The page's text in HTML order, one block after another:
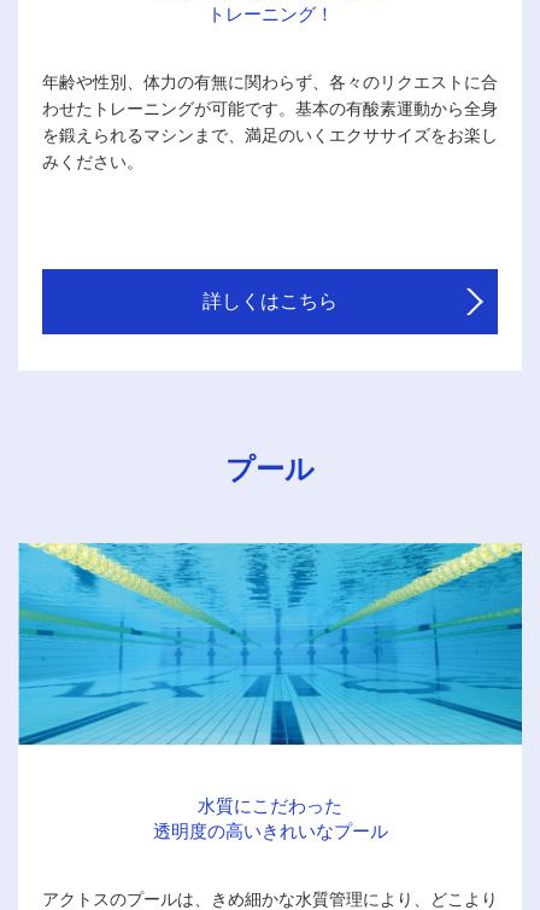
トレーニング！
年齢や性別、体力の有無に関わらず、各々のリクエストに合
わせたトレーニングが可能です。基本の有酸素運動から全身
を鍛えられるマシンまで、満足のいくエクササイズをお楽し
みください。
詳しくはこちら
プール
水質にこだわった
透明度の高いきれいなプール
アクトスのプールは、きめ細かな水質管理により、どこより